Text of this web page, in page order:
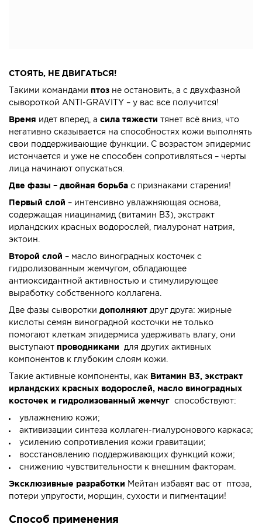
СТОЯТЬ, НЕ ДВИГАТЬСЯ!
Такими командами птоз не остановить, а с двухфазной
сывороткой ANTI-GRAVITY – у вас все получится!
Время идет вперед, а сила тяжести тянет всё вниз, что
негативно сказывается на способностях кожи выполнять
свои поддерживающие функции. С возрастом эпидермис
истончается и уже не способен сопротивляться – черты
лица начинают опускаться.
Две фазы – двойная борьба с признаками старения!
Первый слой – интенсивно увлажняющая основа,
содержащая ниацинамид (витамин В3), экстракт
ирландских красных водорослей, гиалуронат натрия,
эктоин.
Второй слой – масло виноградных косточек с
гидролизованным жемчугом, обладающее
антиоксидантной активностью и стимулирующее
выработку собственного коллагена.
Две фазы сыворотки дополняют друг друга: жирные
кислоты семян виноградной косточки не только
помогают клеткам эпидермиса удерживать влагу, они
выступают проводниками для других активных
компонентов к глубоким слоям кожи.
Такие активные компоненты, как Витамин В3, экстракт
ирландских красных водорослей, масло виноградных
косточек и гидролизованный жемчуг способствуют:
увлажнению кожи;
активизации синтеза коллаген-гиалуронового каркаса;
усилению сопротивления кожи гравитации;
восстановлению поддерживающих функций кожи;
снижению чувствительности к внешним факторам.
Эксклюзивные разработки Мейтан избавят вас от птоза,
потери упругости, морщин, сухости и пигментации!
Способ применения